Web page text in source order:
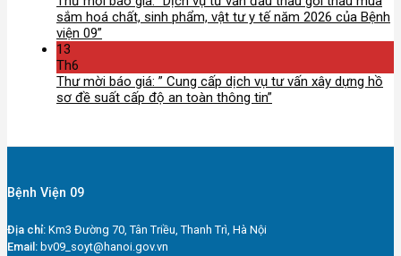
sắm hoá chất, sinh phẩm, vật tư y tế năm 2026 của Bệnh
viện 09”
13
Th6
Thư mời báo giá: ” Cung cấp dịch vụ tư vấn xây dựng hồ
sơ đề suất cấp độ an toàn thông tin”
Bệnh Viện 09
Địa chỉ: Km3 Đường 70, Tân Triều, Thanh Trì, Hà Nội
Email: bv09_soyt@hanoi.gov.vn